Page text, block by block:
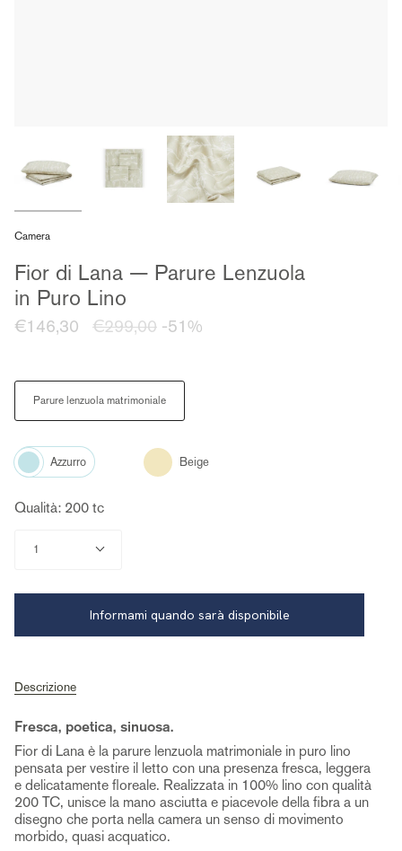
Camera
Fior di Lana — Parure Lenzuola
in Puro Lino
€146,30
Prezzo
€299,00 -51%
Size
Parure lenzuola matrimoniale
Color
Azzurro
Beige
Qualità: 200 tc
1
Informami quando sarà disponibile
Descrizione
Fresca, poetica, sinuosa.
Fior di Lana è la parure lenzuola matrimoniale in puro lino
pensata per vestire il letto con una presenza fresca, leggera
e delicatamente floreale. Realizzata in 100% lino con qualità
200 TC, unisce la mano asciutta e piacevole della fibra a un
disegno che porta nella camera un senso di movimento
morbido, quasi acquatico.